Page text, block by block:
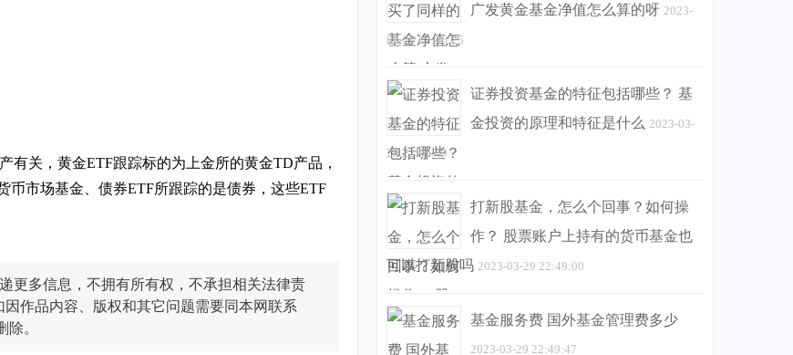
有关，黄金ETF跟踪标的为上金所的黄金TD产品，
币市场基金、债券ETF所跟踪的是债券，这些ETF
更多信息，不拥有所有权，不承担相关法律责
作品内容、版权和其它问题需要同本网联系
。
广发黄金基金净值怎么算的呀 2023-
03-29 22:46:25
证券投资基金的特征包括哪些？ 基
金投资的原理和特征是什么 2023-03-
29 22:46:49
打新股基金，怎么个回事？如何操
作？ 股票账户上持有的货币基金也
可以打新股吗 2023-03-29 22:49:00
基金服务费 国外基金管理费多少
2023-03-29 22:49:47